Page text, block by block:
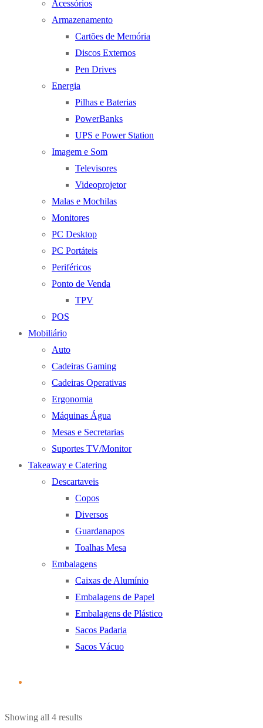
Acessórios
Armazenamento
Cartões de Memória
Discos Externos
Pen Drives
Energia
Pilhas e Baterias
PowerBanks
UPS e Power Station
Imagem e Som
Televisores
Videoprojetor
Malas e Mochilas
Monitores
PC Desktop
PC Portáteis
Periféricos
Ponto de Venda
TPV
POS
Mobiliário
Auto
Cadeiras Gaming
Cadeiras Operativas
Ergonomia
Máquinas Água
Mesas e Secretarias
Suportes TV/Monitor
Takeaway e Catering
Descartaveis
Copos
Diversos
Guardanapos
Toalhas Mesa
Embalagens
Caixas de Alumínio
Embalagens de Papel
Embalagens de Plástico
Sacos Padaria
Sacos Vácuo
Showing all 4 resultsOrdenado